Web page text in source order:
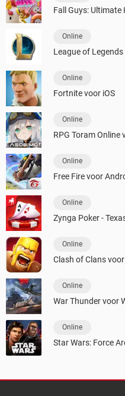
Fall Guys: Ultimate
Online
League of Legends
Online
Fortnite voor iOS
Online
RPG Toram Online
Online
Free Fire voor
Online
Zynga Poker -
Online
Clash of Clans
Online
War Thunder voor
Online
Star Wars: Force